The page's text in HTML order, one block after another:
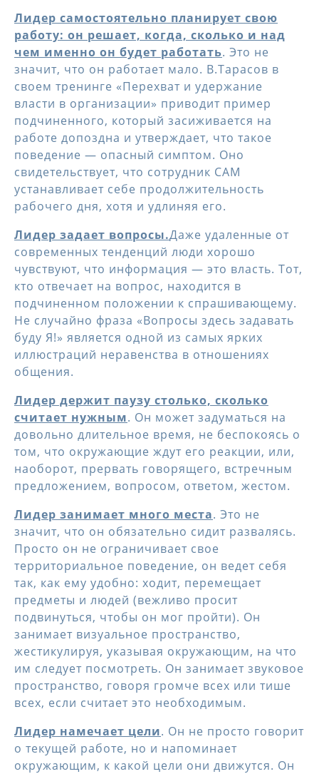
Лидер самостоятельно планирует свою
работу: он решает, когда, сколько и над
чем именно он будет работать. Это не
значит, что он работает мало. В.Тарасов в
своем тренинге «Перехват и удержание
власти в организации» приводит пример
подчиненного, который засиживается на
работе допоздна и утверждает, что такое
поведение — опасный симптом. Оно
свидетельствует, что сотрудник САМ
устанавливает себе продолжительность
рабочего дня, хотя и удлиняя его.
Лидер задает вопросы.Даже удаленные от
современных тенденций люди хорошо
чувствуют, что информация — это власть. Тот,
кто отвечает на вопрос, находится в
подчиненном положении к спрашивающему.
Не случайно фраза «Вопросы здесь задавать
буду Я!» является одной из самых ярких
иллюстраций неравенства в отношениях
общения.
Лидер держит паузу столько, сколько
считает нужным. Он может задуматься на
довольно длительное время, не беспокоясь о
том, что окружающие ждут его реакции, или,
наоборот, прервать говорящего, встречным
предложением, вопросом, ответом, жестом.
Лидер занимает много места. Это не
значит, что он обязательно сидит развалясь.
Просто он не ограничивает свое
территориальное поведение, он ведет себя
так, как ему удобно: ходит, перемещает
предметы и людей (вежливо просит
подвинуться, чтобы он мог пройти). Он
занимает визуальное пространство,
жестикулируя, указывая окружающим, на что
им следует посмотреть. Он занимает звуковое
пространство, говоря громче всех или тише
всех, если считает это необходимым.
Лидер намечает цели. Он не просто говорит
о текущей работе, но и напоминает
окружающим, к какой цели они движутся. Он